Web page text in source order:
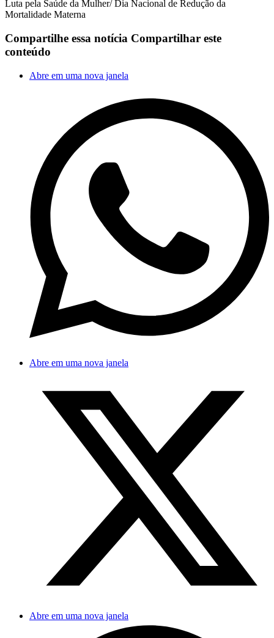
Luta pela Saúde da Mulher/ Dia Nacional de Redução da
Mortalidade Materna
Compartilhe essa notícia Compartilhar este
conteúdo
Abre em uma nova janela
Abre em uma nova janela
Abre em uma nova janela